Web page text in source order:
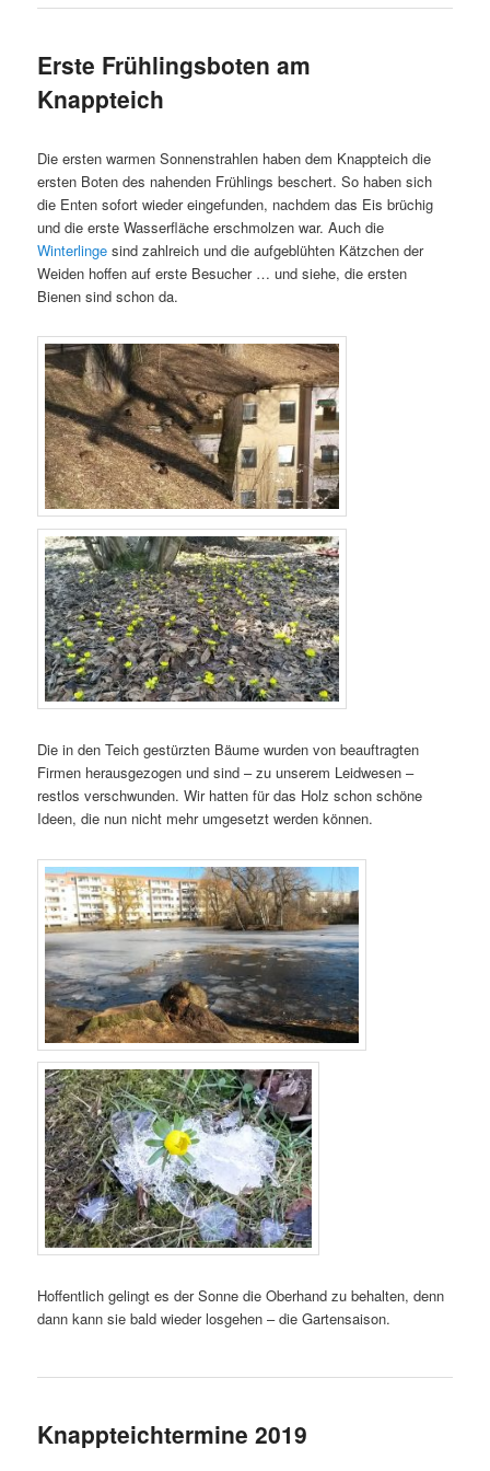
Erste Frühlingsboten am
Knappteich
Die ersten warmen Sonnenstrahlen haben dem Knappteich die
ersten Boten des nahenden Frühlings beschert. So haben sich
die Enten sofort wieder eingefunden, nachdem das Eis brüchig
und die erste Wasserfläche erschmolzen war. Auch die
Winterlinge sind zahlreich und die aufgeblühten Kätzchen der
Weiden hoffen auf erste Besucher … und siehe, die ersten
Bienen sind schon da.
Die in den Teich gestürzten Bäume wurden von beauftragten
Firmen herausgezogen und sind – zu unserem Leidwesen –
restlos verschwunden. Wir hatten für das Holz schon schöne
Ideen, die nun nicht mehr umgesetzt werden können.
Hoffentlich gelingt es der Sonne die Oberhand zu behalten, denn
dann kann sie bald wieder losgehen – die Gartensaison.
Knappteichtermine 2019